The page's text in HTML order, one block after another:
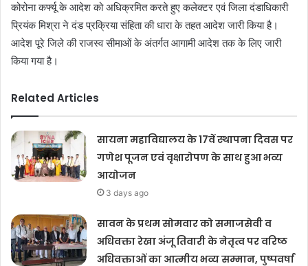
कोरोना कर्फ्यू के आदेश को अधिक्रमित करते हुए कलेक्टर एवं जिला दंडाधिकारी
प्रियंक मिश्रा ने दंड प्रक्रिया संहिता की धारा के तहत आदेश जारी किया है।
आदेश पूरे जिले की राजस्व सीमाओं के अंतर्गत आगामी आदेश तक के लिए जारी
किया गया है।
Related Articles
सायना महाविद्यालय के 17वें स्थापना दिवस पर
गणेश पूजन एवं वृक्षारोपण के साथ हुआ भव्य
आयोजन
3 days ago
सावन के प्रथम सोमवार को समाजसेवी व
अधिवक्ता रेखा अंजू तिवारी के नेतृत्व पर वरिष्ठ
अधिवक्ताओं का आत्मीय भव्य सम्मान, पुष्पवर्षा